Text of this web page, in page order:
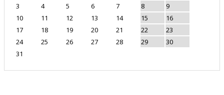
3
4 5 6 7 8
9
10
11 12 13 14 15
16
17
18 19 20 21 22
23
24
25 26 27 28 29
30
31